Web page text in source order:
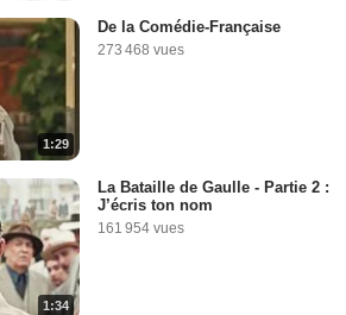
1:29
De la Comédie-Française
273 468 vues
1:34
La Bataille de Gaulle - Partie 2 :
J’écris ton nom
161 954 vues